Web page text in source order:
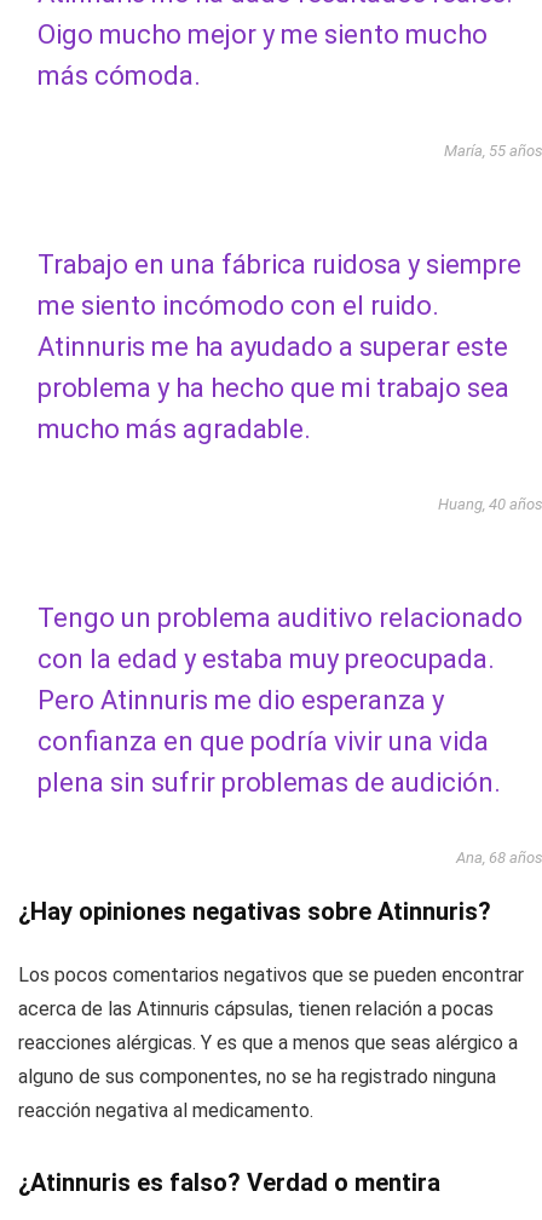
Oigo mucho mejor y me siento mucho
más cómoda.
María, 55 años
Trabajo en una fábrica ruidosa y siempre
me siento incómodo con el ruido.
Atinnuris me ha ayudado a superar este
problema y ha hecho que mi trabajo sea
mucho más agradable.
Huang, 40 años
Tengo un problema auditivo relacionado
con la edad y estaba muy preocupada.
Pero Atinnuris me dio esperanza y
confianza en que podría vivir una vida
plena sin sufrir problemas de audición.
Ana, 68 años
¿Hay opiniones negativas sobre Atinnuris?
Los pocos comentarios negativos que se pueden encontrar
acerca de las Atinnuris cápsulas, tienen relación a pocas
reacciones alérgicas. Y es que a menos que seas alérgico a
alguno de sus componentes, no se ha registrado ninguna
reacción negativa al medicamento.
¿Atinnuris es falso? Verdad o mentira